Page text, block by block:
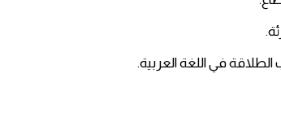
الطلاقة في اللغة العربية.